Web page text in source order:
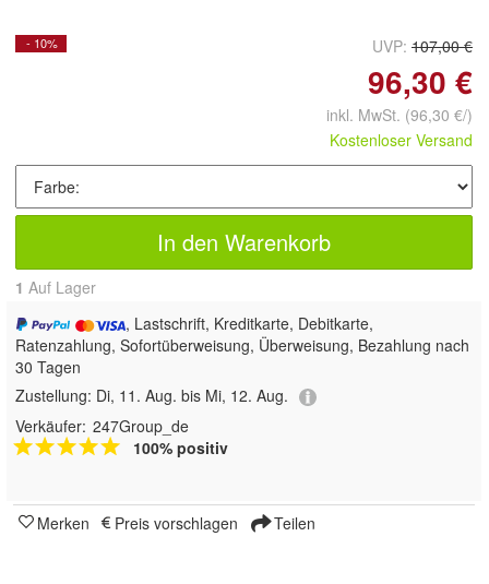
- 10% UVP: 107,00 €
96,30 €
inkl. MwSt. (96,30 €/)
Kostenloser Versand
In den Warenkorb
1 Auf Lager
, Lastschrift, Kreditkarte, Debitkarte,
Ratenzahlung, Sofortüberweisung, Überweisung, Bezahlung nach
30 Tagen
Zustellung: Di, 11. Aug. bis Mi, 12. Aug.
Verkäufer: 247Group_de
100% positiv
Merken Preis vorschlagen Teilen